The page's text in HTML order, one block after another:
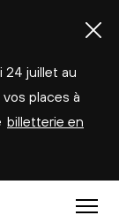
24 juillet au
places à
billetterie en
Menu